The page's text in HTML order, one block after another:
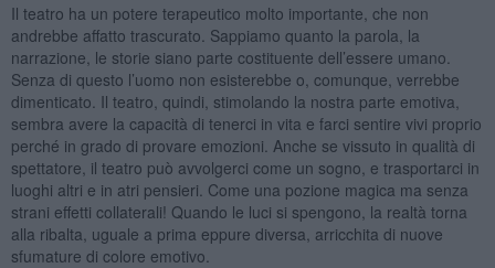
Il teatro ha un potere terapeutico molto importante, che non
andrebbe affatto trascurato. Sappiamo quanto la parola, la
narrazione, le storie siano parte costituente dell’essere umano.
Senza di questo l’uomo non esisterebbe o, comunque, verrebbe
dimenticato. Il teatro, quindi, stimolando la nostra parte emotiva,
sembra avere la capacità di tenerci in vita e farci sentire vivi proprio
perché in grado di provare emozioni. Anche se vissuto in qualità di
spettatore, il teatro può avvolgerci come un sogno, e trasportarci in
luoghi altri e in atri pensieri. Come una pozione magica ma senza
strani effetti collaterali! Quando le luci si spengono, la realtà torna
alla ribalta, uguale a prima eppure diversa, arricchita di nuove
sfumature di colore emotivo.